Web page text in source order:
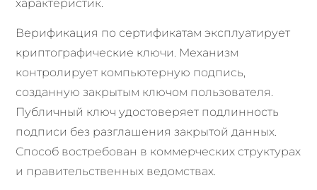
характеристик.
Верификация по сертификатам эксплуатирует
криптографические ключи. Механизм
контролирует компьютерную подпись,
созданную закрытым ключом пользователя.
Публичный ключ удостоверяет подлинность
подписи без разглашения закрытой данных.
Способ востребован в коммерческих структурах
и правительственных ведомствах.